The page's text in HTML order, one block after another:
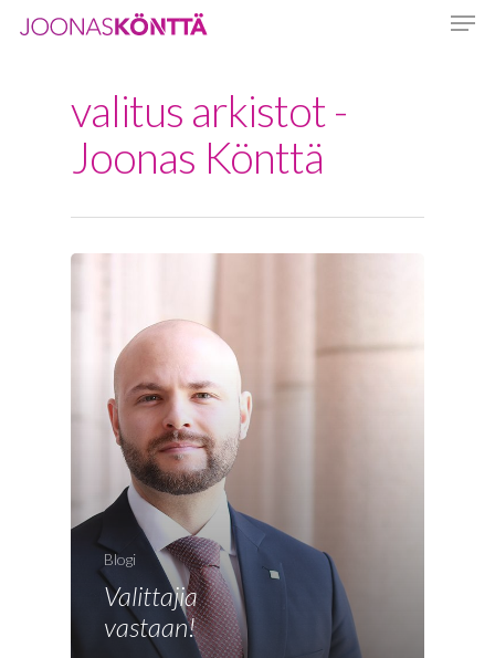
Hit enter to search or ESC to close
valitus arkistot -
Joonas Könttä
Blogi
Valittajia
vastaan!
Vaalit
Blogi
Osallistu